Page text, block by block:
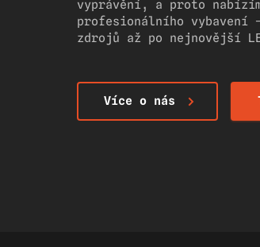
vyprávění, a proto
profesionálního vybavení
zdrojů až po nejnovější
Více o nás